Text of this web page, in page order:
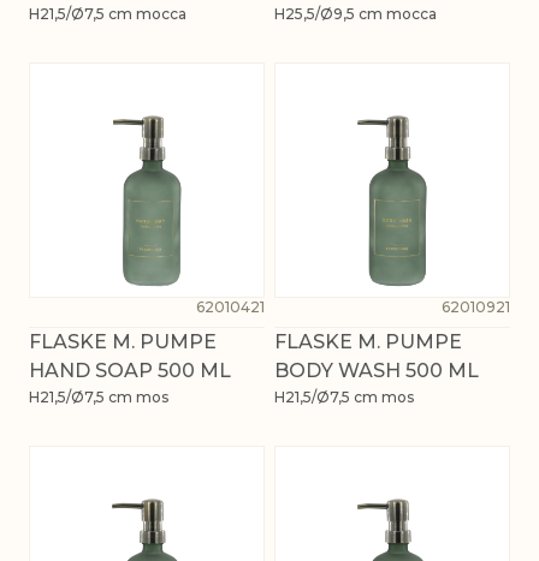
H21,5/Ø7,5 cm mocca H25,5/Ø9,5 cm mocca
62010421
FLASKE M. PUMPE
HAND SOAP 500 ML
H21,5/Ø7,5 cm mos
62010921
FLASKE M. PUMPE
BODY WASH 500 ML
H21,5/Ø7,5 cm mos